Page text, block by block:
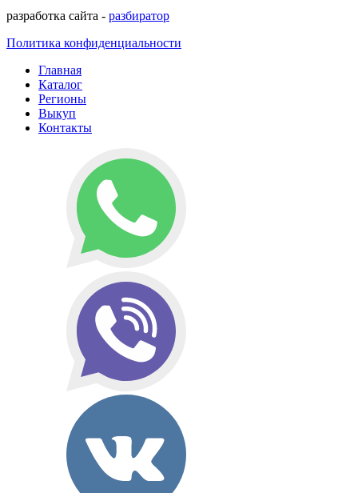
разработка сайта - разбиратор
Политика конфиденциальности
Главная
Каталог
Регионы
Выкуп
Контакты